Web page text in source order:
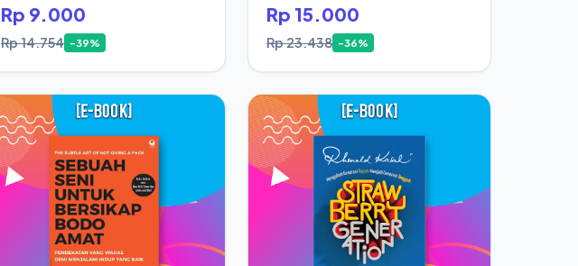
Rp 9.000
Rp 14.754 -39%
Rp 15.000
Rp 23.438 -36%